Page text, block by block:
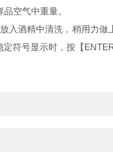
空气中重量。
入酒精中清洗，稍用力
符号显示时，按【